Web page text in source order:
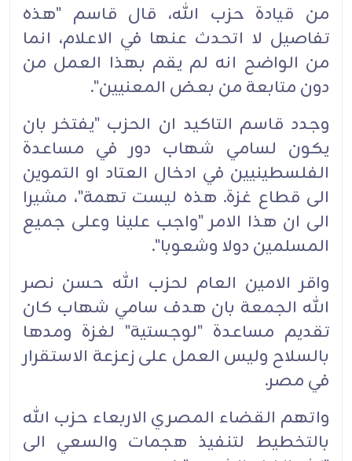
من قيادة حزب الله، قال قاسم "هذه
تفاصيل لا اتحدث عنها في الاعلام، انما
من الواضح انه لم يقم بهذا العمل من
دون متابعة من بعض المعنيين".
وجدد قاسم التاكيد ان الحزب "يفتخر بان
يكون لسامي شهاب دور في مساعدة
الفلسطينيين في ادخال العتاد او التموين
الى قطاع غزة. هذه ليست تهمة"، مشيرا
الى ان هذا الامر "واجب علينا وعلى جميع
المسلمين دولا وشعوبا".
واقر الامين العام لحزب الله حسن نصر
الله الجمعة بان هدف سامي شهاب كان
تقديم مساعدة "لوجستية" لغزة ومدها
بالسلاح وليس العمل على زعزعة الاستقرار
في مصر.
واتهم القضاء المصري الاربعاء حزب الله
بالتخطيط لتنفيذ هجمات والسعي الى